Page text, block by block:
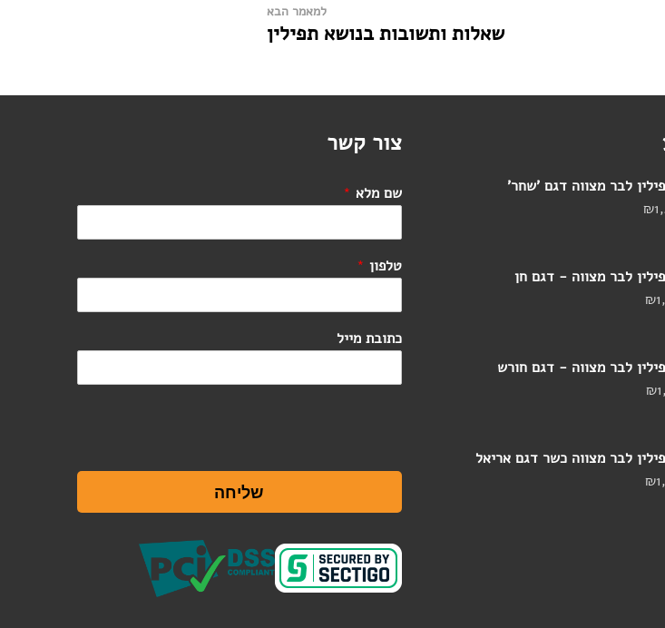
למאמר הבא
שאלות ותשובות בנושא תפילין
צור קשר
שם מלא *
טלפון *
כתובת מייל
שליחה
לבר מצווה דגם 'שחר'
₪
לבר מצווה - דגם חן
₪
לבר מצווה - דגם חורש
₪
לבר מצווה כשר דגם אריאל
₪